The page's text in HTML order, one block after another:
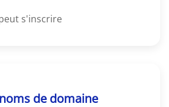
s'inscrire
de domaine